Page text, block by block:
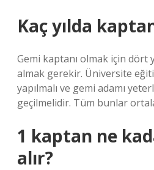
Kaç yılda
Gemi kaptanı olmak için dört
almak gerekir. Üniversite
yapılmalı ve gemi adamı
geçilmelidir. Tüm bunlar
1 kaptan ne
alır?